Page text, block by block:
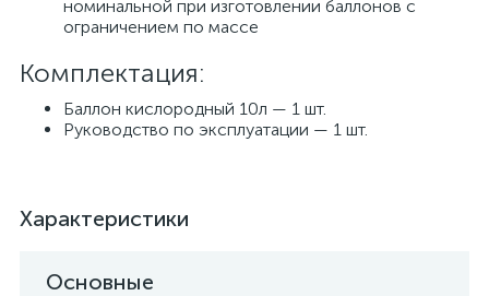
номинальной при изготовлении баллонов с
ограничением по массе
Комплектация:
Баллон кислородный 10л — 1 шт.
Руководство по эксплуатации — 1 шт.
Характеристики
Основные